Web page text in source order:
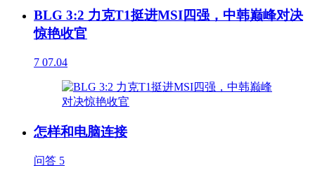
BLG 3:2 力克T1挺进MSI四强，中韩巅峰对决
惊艳收官
7 07.04
怎样和电脑连接
问答 5